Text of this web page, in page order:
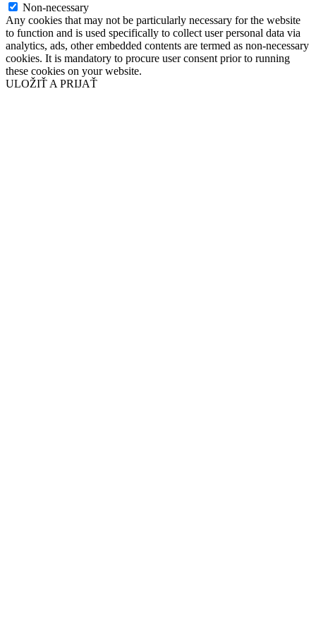
Non-necessary
Any cookies that may not be particularly necessary for the website
to function and is used specifically to collect user personal data via
analytics, ads, other embedded contents are termed as non-necessary
cookies. It is mandatory to procure user consent prior to running
these cookies on your website.
ULOŽIŤ A PRIJAŤ